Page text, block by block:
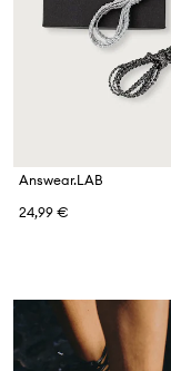
Answear.LAB
24,99 €